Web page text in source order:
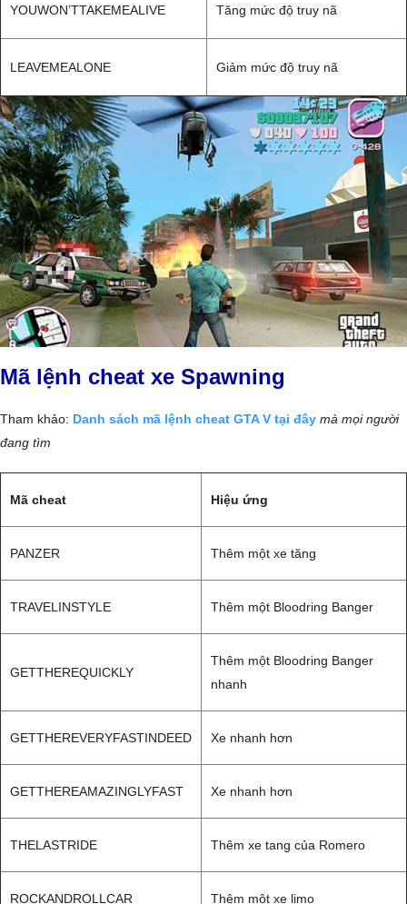
YOUWON’TTAKEMEALIVE Tăng mức độ truy nã
LEAVEMEALONE Giảm mức độ truy nã
Mã lệnh cheat xe Spawning
Tham khảo: Danh sách mã lệnh cheat GTA V tại đây mà mọi người
đang tìm
Mã cheat Hiệu ứng
PANZER Thêm một xe tăng
TRAVELINSTYLE Thêm một Bloodring Banger
GETTHEREQUICKLY
Thêm một Bloodring Banger
nhanh
GETTHEREVERYFASTINDEED Xe nhanh hơn
GETTHEREAMAZINGLYFAST Xe nhanh hơn
THELASTRIDE Thêm xe tang của Romero
ROCKANDROLLCAR Thêm một xe limo